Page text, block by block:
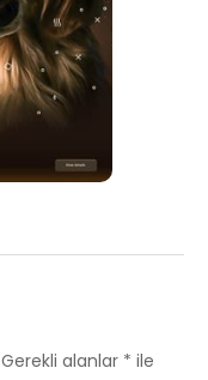
Gerekli alanlar * ile